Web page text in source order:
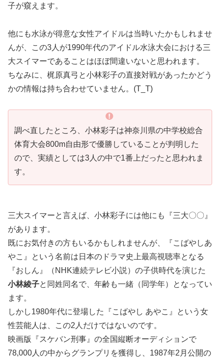
子が窺えます。
他にも水泳が得意な女性アイドルは当時いたかもしれませ
んが、この3人が1990年代のアイドル水泳大会における三
大スイマーであることはほぼ間違いないと思われます。
ちなみに、梶原真弓と小林彩子の直接対戦があったかどう
かの情報は持ち合わせていません。(T_T)
調べ直したところ、小林彩子は神奈川県の中学校総合
体育大会800m自由形で優勝していることが判明した
ので、実績としては3人の中で1番上だったと思われま
す。
三大スイマーと言えば、小林彩子には他にも『三大〇〇』
があります。
既にお気付きの方もいるかもしれませんが、『こばやしあ
やこ』という名前は日本のドラマ史上最高視聴率となる
『おしん』（NHK連続テレビ小説）の子供時代を演じた
小林綾子と同姓同名で、年齢も一緒（同学年）となってい
ます。
しかし1980年代に登場した『こばやし あやこ』という女
性芸能人は、この2人だけではないのです。
映画版『スケバン刑事』の全国縦断オーディションで
78,000人の中からグランプリを獲得し、1987年2月公開の